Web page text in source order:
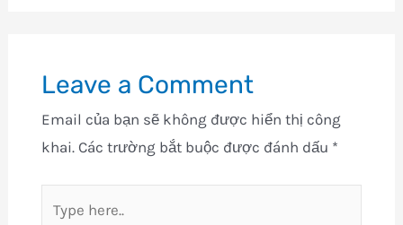
Leave a Comment
Email của bạn sẽ không được hiển thị công
khai. Các trường bắt buộc được đánh dấu *